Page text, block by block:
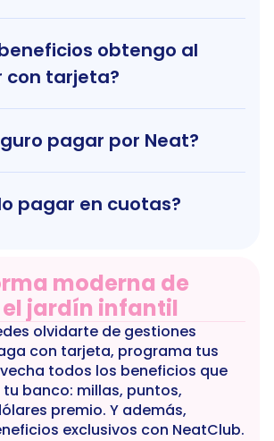
obtengo al
con tarjeta?
pagar por Neat?
pagar en cuotas?
moderna de
jardín infantil
olvidarte de gestiones
con tarjeta, programa tus
todos los beneficios que
banco: millas, puntos,
premio. Y además,
exclusivos con NeatClub.